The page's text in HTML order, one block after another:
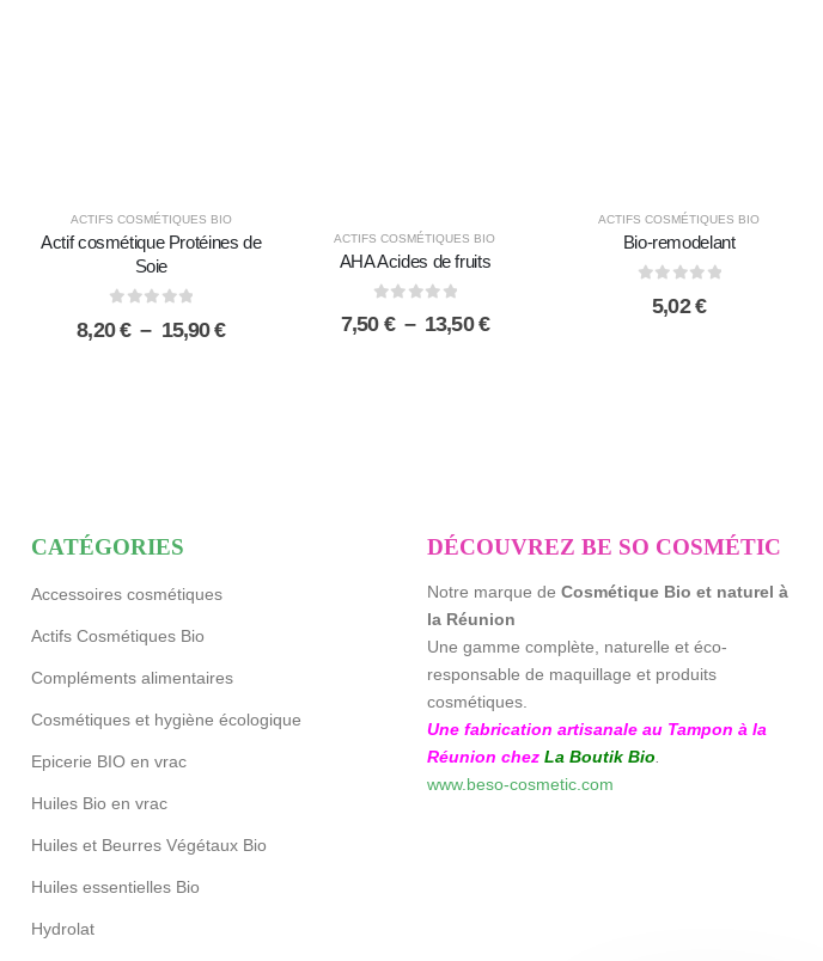
ACTIFS COSMÉTIQUES BIO
Actif cosmétique Protéines de
Soie
8,20€ – 15,90€Plage
ACTIFS COSMÉTIQUES BIO
AHA Acides de fruits
7,50 € – 13,50€Plage
ACTIFS COSMÉTIQUES BIO
Bio-remodelant
5,02€
CATÉGORIES
Accessoires cosmétiques
Actifs Cosmétiques Bio
Compléments alimentaires
Cosmétiques et hygiène écologique
Epicerie BIO en vrac
Huiles Bio en vrac
Huiles et Beurres Végétaux Bio
Huiles essentielles Bio
Hydrolat
DÉCOUVREZ BE SO COSMÉTIC
Notre marque de Cosmétique Bio et naturel à
la Réunion
Une gamme complète, naturelle et éco-
responsable de maquillage et produits
cosmétiques.
Une fabrication artisanale au Tampon à la
Réunion chez La Boutik Bio
www.beso-cosmetic.com